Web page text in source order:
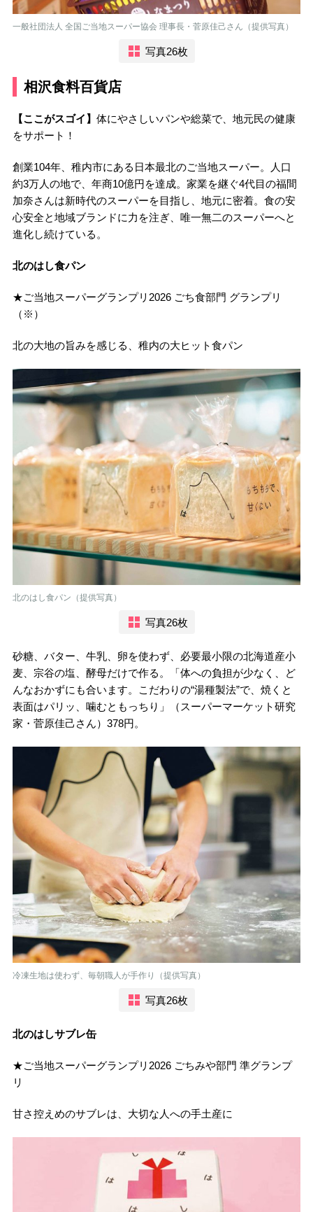
一般社団法人 全国ご当地スーパー協会 理事長・菅原佳己さん（提供写真）
写真26枚
相沢食料百貨店
【ここがスゴイ】 体にやさしいパンや総菜で、地元民の健康
をサポート！
創業104年、稚内市にある日本最北のご当地スーパー。人口
約3万人の地で、年商10億円を達成。家業を継ぐ4代目の福間
加奈さんは新時代のスーパーを目指し、地元に密着。食の安
心安全と地域ブランドに力を注ぎ、唯一無二のスーパーへと
進化し続けている。
北のはし食パン
★ご当地スーパーグランプリ2026 ごち食部門 グランプリ
（※）
北の大地の旨みを感じる、稚内の大ヒット食パン
北のはし食パン（提供写真）
写真26枚
砂糖、バター、牛乳、卵を使わず、必要最小限の北海道産小
麦、宗谷の塩、酵母だけで作る。「体への負担が少なく、ど
んなおかずにも合います。こだわりの“湯種製法”で、焼くと
表面はパリッ、噛むともっちり」（スーパーマーケット研究
家・菅原佳己さん）378円。
冷凍生地は使わず、毎朝職人が手作り（提供写真）
写真26枚
北のはしサブレ缶
★ご当地スーパーグランプリ2026 ごちみや部門 準グランプ
リ
甘さ控えめのサブレは、大切な人への手土産に